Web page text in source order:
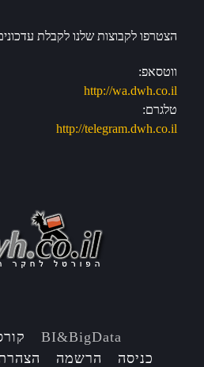
הצטרפו לקבוצות שלנו לקבלת
ווטסאפ:
http://wa.dwh.co.il
טלגרם:
http://telegram.dwh.co.il
BI&BigData
כניסה
הרשמה